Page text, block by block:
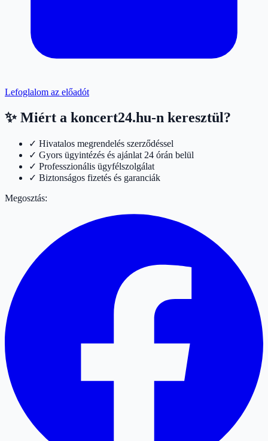
Lefoglalom az előadót
✨ Miért a koncert24.hu-n keresztül?
✓ Hivatalos megrendelés szerződéssel
✓ Gyors ügyintézés és ajánlat 24 órán belül
✓ Professzionális ügyfélszolgálat
✓ Biztonságos fizetés és garanciák
Megosztás: